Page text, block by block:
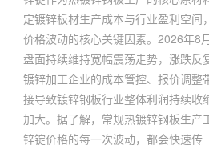
定镀锌板材生产成本与行业盈利空间
价格波动的核心关键因素。2026年8
盘面持续维持宽幅震荡走势，涨跌反
镀锌加工企业的成本管控、报价调整
接导致镀锌钢板行业整体利润持续收
加大。据了解，常规热镀锌钢板生产
锌锭价格的每一次波动，都会快速传